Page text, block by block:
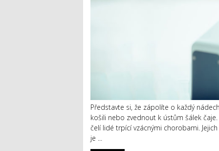
Představte si, že zápolíte o každý
košili nebo zvednout k ústům šálek
čelí lidé trpící vzácnými chorobami.
je ...